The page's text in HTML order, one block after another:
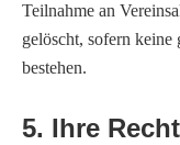
Teilnahme an
gelöscht, sofern
bestehen.
5. Ihre